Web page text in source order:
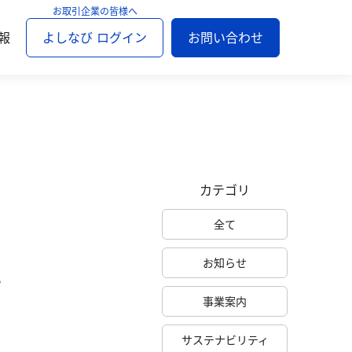
よしなび ログイン お問い合わせ
カテゴリ
全て
お知らせ
事業案内
サステナビリティ